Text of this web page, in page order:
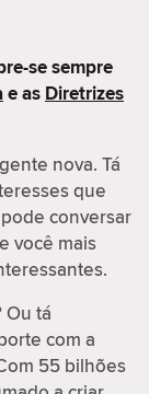
se sempre
e as Diretrizes
nova. Tá
que
conversar
você mais
Ou tá
com a
55 bilhões